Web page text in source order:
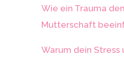
Wie ein Trauma
Mutterschaft
Warum dein Stress